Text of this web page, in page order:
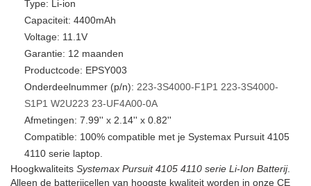
Type: Li-ion
Capaciteit: 4400mAh
Voltage: 11.1V
Garantie: 12 maanden
Productcode: EPSY003
Onderdeelnummer (p/n): 223-3S4000-F1P1 223-3S4000-
S1P1 W2U223 23-UF4A00-0A
Afmetingen: 7.99'' x 2.14'' x 0.82''
Compatible: 100% compatible met je Systemax Pursuit 4105
4110 serie laptop.
Hoogkwaliteits Systemax Pursuit 4105 4110 serie Li-Ion Batterij.
Alleen de batterijcellen van hoogste kwaliteit worden in onze CE